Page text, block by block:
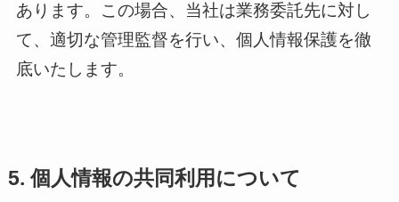
あります。この場合、当社は業務委託先に対し
て、適切な管理監督を行い、個人情報保護を徹
底いたします。
5. 個人情報の共同利用について